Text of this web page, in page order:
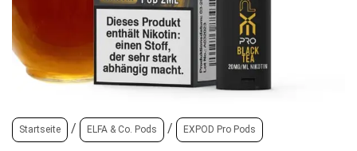
Startseite / ELFA & Co. Pods / EXPOD Pro Pods